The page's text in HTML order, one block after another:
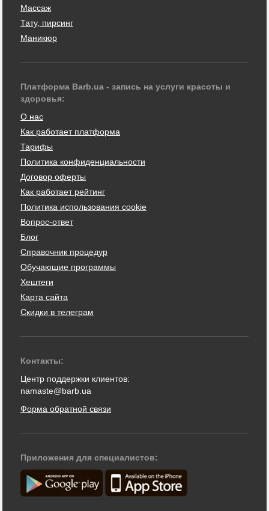
Массаж
Тату, пирсинг
Маникюр
Платформа Barb.ua - запись на услуги красоты и
здоровья:
О нас
Как работает платформа
Тарифы
Политика конфиденциальности
Договор оферты
Как работает рейтинг
Политика использования cookie
Вопрос-ответ
Блог
Справочник процедур
Обучающие программы
Хештеги
Карта сайта
Скидки в телеграм
Контакты:
Центр поддержки клиентов:
namaste@barb.ua
Форма обратной связи
Приложения для специалистов: